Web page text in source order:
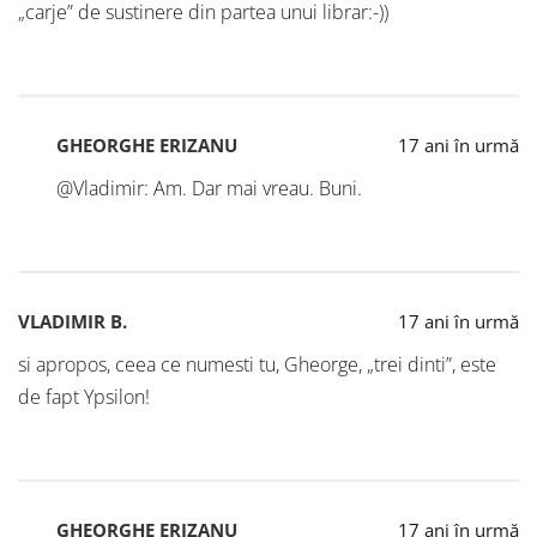
„carje” de sustinere din partea unui librar:-))
GHEORGHE ERIZANU 17 ani în urmă
@Vladimir: Am. Dar mai vreau. Buni.
VLADIMIR B. 17 ani în urmă
si apropos, ceea ce numesti tu, Gheorge, „trei dinti”, este
de fapt Ypsilon!
GHEORGHE ERIZANU 17 ani în urmă